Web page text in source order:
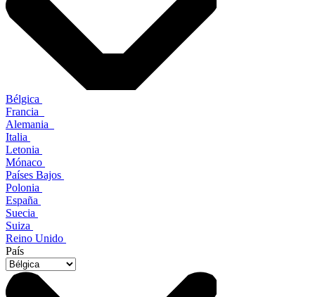
Bélgica
Francia
Alemania
Italia
Letonia
Mónaco
Países Bajos
Polonia
España
Suecia
Suiza
Reino Unido
País